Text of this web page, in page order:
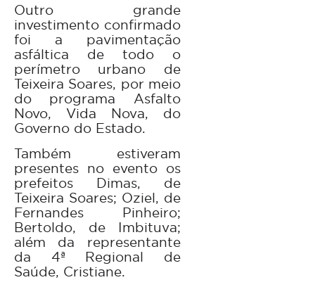
Outro grande
investimento confirmado
foi a pavimentação
asfáltica de todo o
perímetro urbano de
Teixeira Soares, por meio
do programa Asfalto
Novo, Vida Nova, do
Governo do Estado.
Também estiveram
presentes no evento os
prefeitos Dimas, de
Teixeira Soares; Oziel, de
Fernandes Pinheiro;
Bertoldo, de Imbituva;
além da representante
da 4ª Regional de
Saúde, Cristiane.